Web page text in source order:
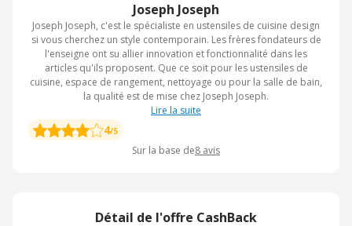
Joseph Joseph
Joseph Joseph, c'est le spécialiste en ustensiles de cuisine design
si vous cherchez un style contemporain. Les frères fondateurs de
l'enseigne ont su allier innovation et fonctionnalité dans les
articles qu'ils proposent. Que ce soit pour les ustensiles de
cuisine, espace de rangement, nettoyage ou pour la salle de bain,
la qualité est de mise chez Joseph Joseph.
Lire la suite
4/5
Sur la base de8 avis
Détail de l'offre CashBack